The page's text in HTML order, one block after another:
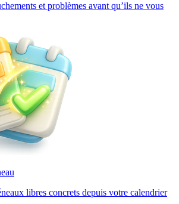
et problèmes avant qu’ils ne vous
libres concrets depuis votre calendrier